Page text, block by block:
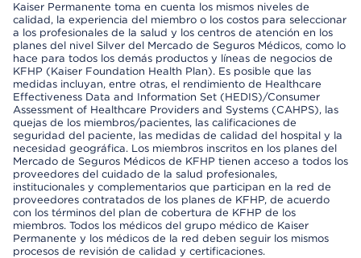
Kaiser Permanente toma en cuenta los mismos niveles de
calidad, la experiencia del miembro o los costos para seleccionar
a los profesionales de la salud y los centros de atención en los
planes del nivel Silver del Mercado de Seguros Médicos, como lo
hace para todos los demás productos y líneas de negocios de
KFHP (Kaiser Foundation Health Plan). Es posible que las
medidas incluyan, entre otras, el rendimiento de Healthcare
Effectiveness Data and Information Set (HEDIS)/Consumer
Assessment of Healthcare Providers and Systems (CAHPS), las
quejas de los miembros/pacientes, las calificaciones de
seguridad del paciente, las medidas de calidad del hospital y la
necesidad geográfica. Los miembros inscritos en los planes del
Mercado de Seguros Médicos de KFHP tienen acceso a todos los
proveedores del cuidado de la salud profesionales,
institucionales y complementarios que participan en la red de
proveedores contratados de los planes de KFHP, de acuerdo
con los términos del plan de cobertura de KFHP de los
miembros. Todos los médicos del grupo médico de Kaiser
Permanente y los médicos de la red deben seguir los mismos
procesos de revisión de calidad y certificaciones.